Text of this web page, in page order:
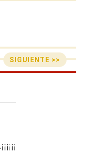
SIGUIENTE >>